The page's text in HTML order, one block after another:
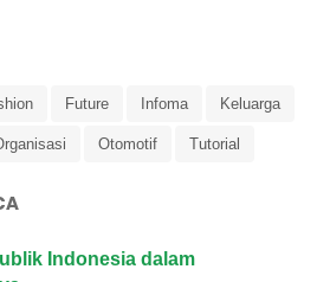
Future Infoma Keluarga
Otomotif Tutorial
Indonesia dalam